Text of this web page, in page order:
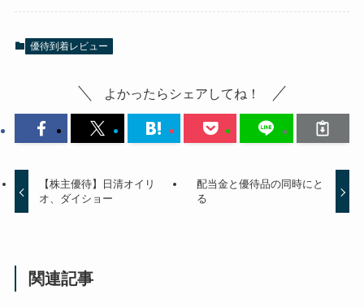
優待到着レビュー
よかったらシェアしてね！
【株主優待】日清オイリ
オ、ダイショー
配当金と優待品の同時にと
る
関連記事